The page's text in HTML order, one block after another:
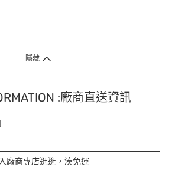
隱藏
:廠商直送資訊
廠商專店逛逛，湊免運